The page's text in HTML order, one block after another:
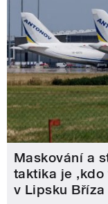
Maskování a
taktika je
v Lipsku Bříza